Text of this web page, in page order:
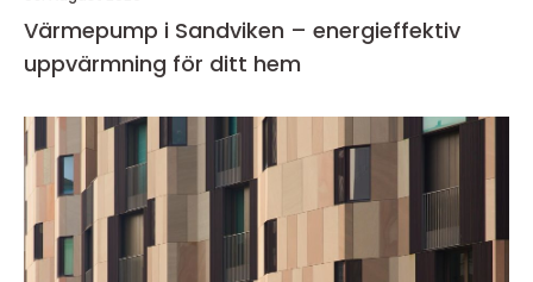
Värmepump i Sandviken – energieffektiv
uppvärmning för ditt hem